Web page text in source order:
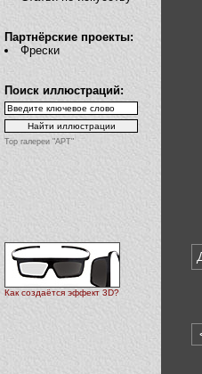
Партнёрские проекты:
Фрески
Поиск иллюстраций:
Top галереи "АРТ"
Как создаётся эффект 3D?